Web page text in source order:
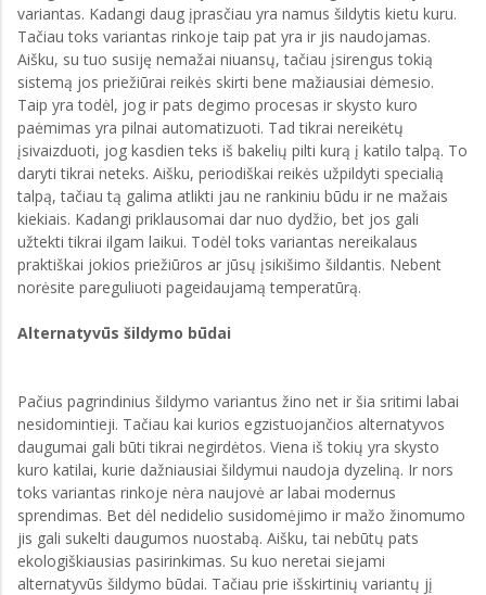
variantas. Kadangi daug įprasčiau yra namus šildytis kietu kuru.
Tačiau toks variantas rinkoje taip pat yra ir jis naudojamas.
Aišku, su tuo susiję nemažai niuansų, tačiau įsirengus tokią
sistemą jos priežiūrai reikės skirti bene mažiausiai dėmesio.
Taip yra todėl, jog ir pats degimo procesas ir skysto kuro
paėmimas yra pilnai automatizuoti. Tad tikrai nereikėtų
įsivaizduoti, jog kasdien teks iš bakelių pilti kurą į katilo talpą. To
daryti tikrai neteks. Aišku, periodiškai reikės užpildyti specialią
talpą, tačiau tą galima atlikti jau ne rankiniu būdu ir ne mažais
kiekiais. Kadangi priklausomai dar nuo dydžio, bet jos gali
užtekti tikrai ilgam laikui. Todėl toks variantas nereikalaus
praktiškai jokios priežiūros ar jūsų įsikišimo šildantis. Nebent
norėsite pareguliuoti pageidaujamą temperatūrą.
Alternatyvūs šildymo būdai
Pačius pagrindinius šildymo variantus žino net ir šia sritimi labai
nesidomintieji. Tačiau kai kurios egzistuojančios alternatyvos
daugumai gali būti tikrai negirdėtos. Viena iš tokių yra skysto
kuro katilai, kurie dažniausiai šildymui naudoja dyzeliną. Ir nors
toks variantas rinkoje nėra naujovė ar labai modernus
sprendimas. Bet dėl nedidelio susidomėjimo ir mažo žinomumo
jis gali sukelti daugumos nuostabą. Aišku, tai nebūtų pats
ekologiškiausias pasirinkimas. Su kuo neretai siejami
alternatyvūs šildymo būdai. Tačiau prie išskirtinių variantų jį